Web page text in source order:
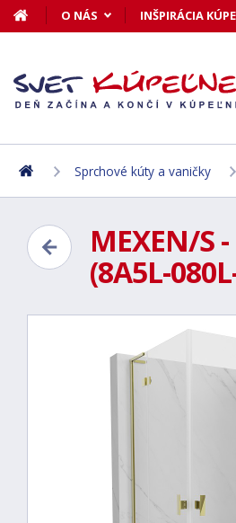
O NÁS INŠPIRÁCIA
Sprchové kúty a vaničky
MEXEN/S
(8A5L-